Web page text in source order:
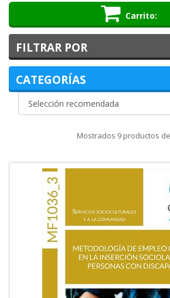
Carrito
Mostrados 9productos de
FILTRAR POR
CATEGORÍAS